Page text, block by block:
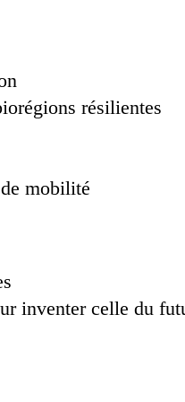
résilientes
mobilité
inventer celle du